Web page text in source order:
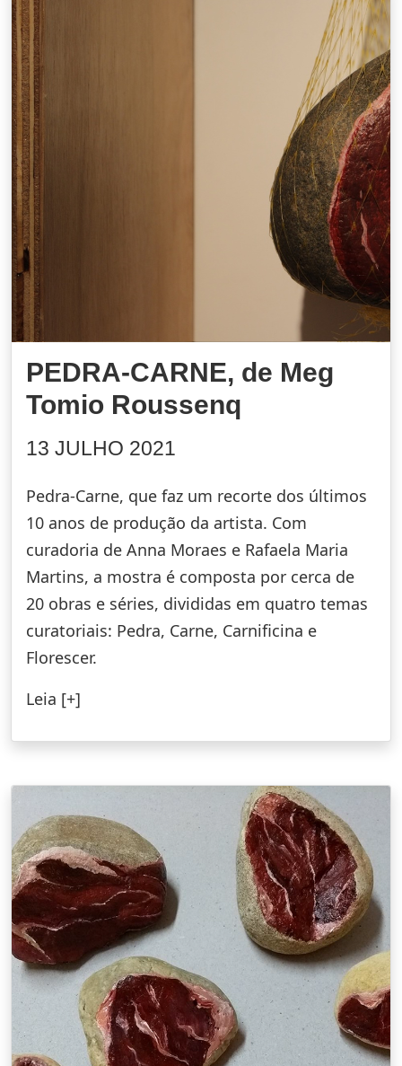
PEDRA-CARNE, de Meg
Tomio Roussenq
13 JULHO 2021
Pedra-Carne, que faz um recorte dos últimos
10 anos de produção da artista. Com
curadoria de Anna Moraes e Rafaela Maria
Martins, a mostra é composta por cerca de
20 obras e séries, divididas em quatro temas
curatoriais: Pedra, Carne, Carnificina e
Florescer.
Leia [+]